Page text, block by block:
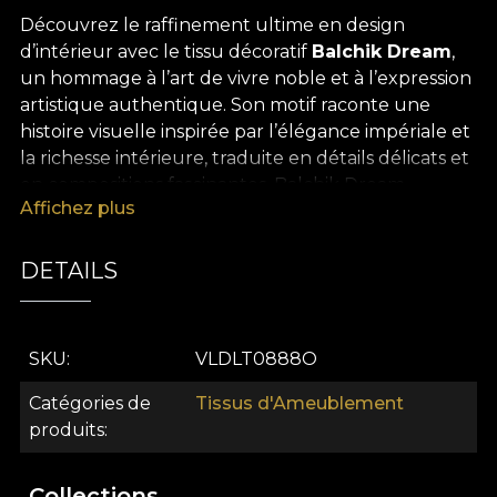
Découvrez le raffinement ultime en design
d’intérieur avec le tissu décoratif Balchik Dream,
un hommage à l’art de vivre noble et à l’expression
artistique authentique. Son motif raconte une
histoire visuelle inspirée par l’élégance impériale et
la richesse intérieure, traduite en détails délicats et
en compositions fascinantes. Balchik Dream
transforme chaque espace en univers poétique, où
discret, empreinte de grandeur et d’inspiration.
Il est parfait pour des rideaux spectaculaires, la
forte personnalité, des couvre-lits élégants ou des
nappes de caractère. Chaque pièce réalisée avec
Affichez plus
DETAILS
SKU VLDLT0888O
Catégories de
produits
Tissus d'Ameublement